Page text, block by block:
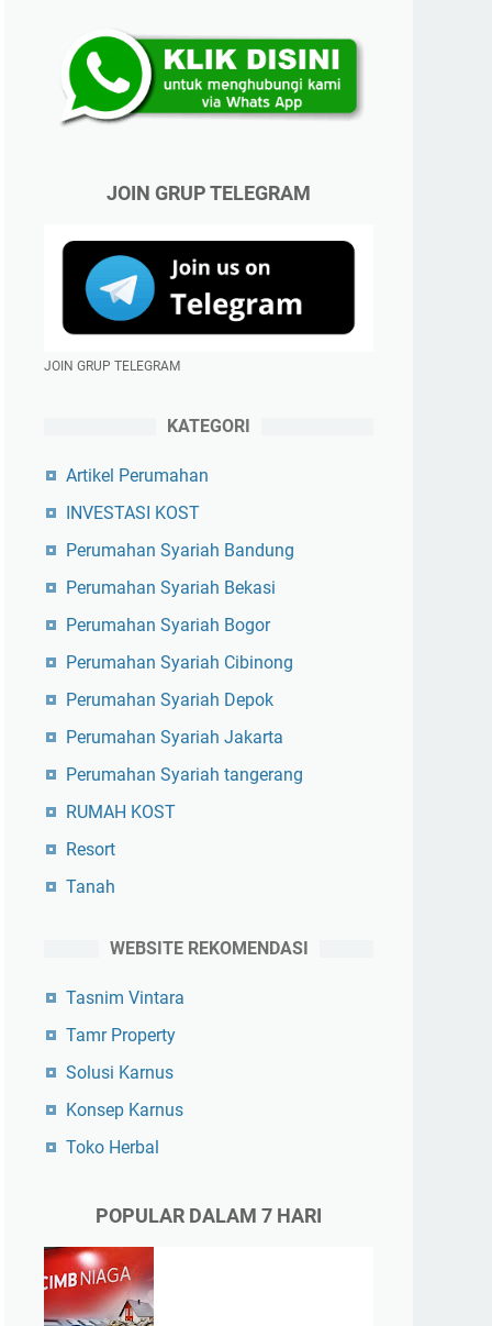
JOIN GRUP TELEGRAM
JOIN GRUP TELEGRAM
KATEGORI
Artikel Perumahan
INVESTASI KOST
Perumahan Syariah Bandung
Perumahan Syariah Bekasi
Perumahan Syariah Bogor
Perumahan Syariah Cibinong
Perumahan Syariah Depok
Perumahan Syariah Jakarta
Perumahan Syariah tangerang
RUMAH KOST
Resort
Tanah
WEBSITE REKOMENDASI
Tasnim Vintara
Tamr Property
Solusi Karnus
Konsep Karnus
Toko Herbal
POPULAR DALAM 7 HARI